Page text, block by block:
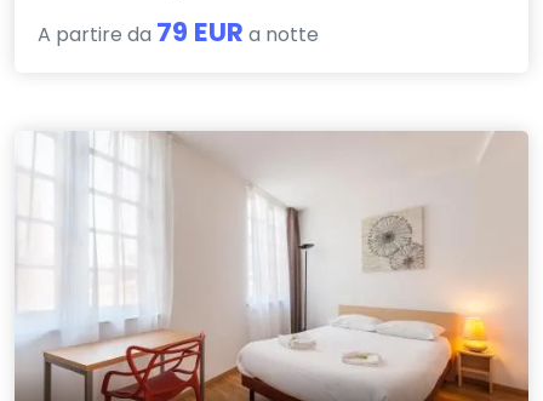
A partire da 79 EUR a notte